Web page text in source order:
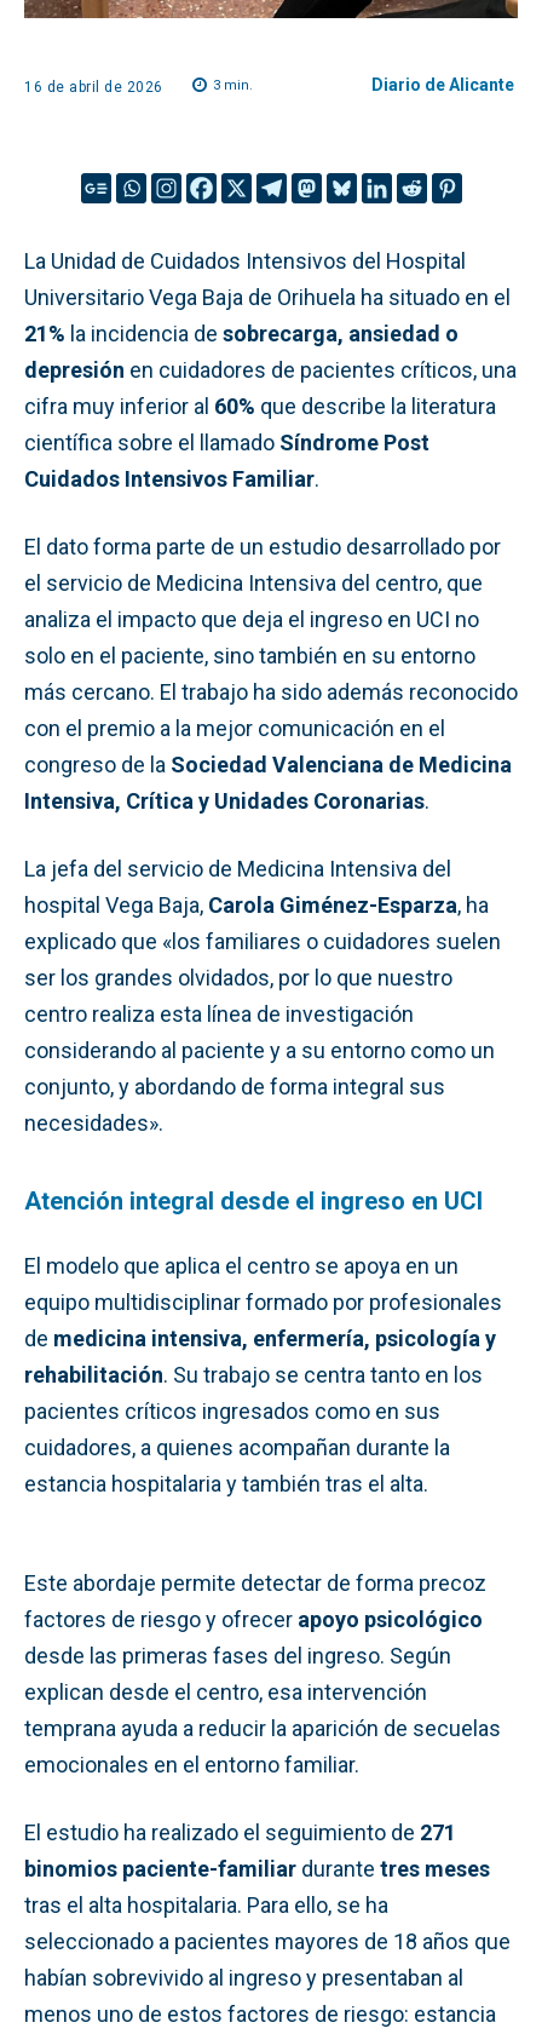
16 de abril de 2026 3min. Diario de Alicante
La Unidad de Cuidados Intensivos del Hospital
Universitario Vega Baja de Orihuela ha situado en el
21% la incidencia de sobrecarga, ansiedad o
depresión en cuidadores de pacientes críticos, una
cifra muy inferior al 60% que describe la literatura
científica sobre el llamado Síndrome Post
Cuidados Intensivos Familiar.
El dato forma parte de un estudio desarrollado por
el servicio de Medicina Intensiva del centro, que
analiza el impacto que deja el ingreso en UCI no
solo en el paciente, sino también en su entorno
más cercano. El trabajo ha sido además reconocido
con el premio a la mejor comunicación en el
congreso de la Sociedad Valenciana de Medicina
Intensiva, Crítica y Unidades Coronarias.
La jefa del servicio de Medicina Intensiva del
hospital Vega Baja, Carola Giménez-Esparza, ha
explicado que «los familiares o cuidadores suelen
ser los grandes olvidados, por lo que nuestro
centro realiza esta línea de investigación
considerando al paciente y a su entorno como un
conjunto, y abordando de forma integral sus
necesidades».
Atención integral desde el ingreso en UCI
El modelo que aplica el centro se apoya en un
equipo multidisciplinar formado por profesionales
de medicina intensiva, enfermería, psicología y
rehabilitación. Su trabajo se centra tanto en los
pacientes críticos ingresados como en sus
cuidadores, a quienes acompañan durante la
estancia hospitalaria y también tras el alta.
Este abordaje permite detectar de forma precoz
factores de riesgo y ofrecer apoyo psicológico
desde las primeras fases del ingreso. Según
explican desde el centro, esa intervención
temprana ayuda a reducir la aparición de secuelas
emocionales en el entorno familiar.
El estudio ha realizado el seguimiento de 271
binomios paciente-familiar durante tres meses
tras el alta hospitalaria. Para ello, se ha
seleccionado a pacientes mayores de 18 años que
habían sobrevivido al ingreso y presentaban al
menos uno de estos factores de riesgo: estancia